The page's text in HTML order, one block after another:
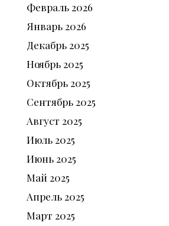
Февраль 2026
Январь 2026
Декабрь 2025
Ноябрь 2025
Октябрь 2025
Сентябрь 2025
Август 2025
Июль 2025
Июнь 2025
Май 2025
Апрель 2025
Март 2025